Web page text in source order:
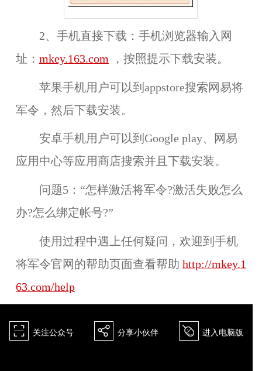
2、手机直接下载：手机浏览器输入网
址： mkey.163.com ，按照提示下载安装。
苹果手机用户可以到 appstore搜索网易将
军令，然后下载安装。
安卓手机用户可以到 Google play、网易
应用中心等应用商店搜索并且下载安装。
问题5：“怎样激活将军令?激活失败怎么
办?怎么绑定帐号?”
使用过程中遇上任何疑问，欢迎到手机
将军令官网的帮助页面查看帮助 http://mkey.1
63.com/help
򰀁 关注公众号 򰀂 分享小伙伴 򰀄 进入电脑版